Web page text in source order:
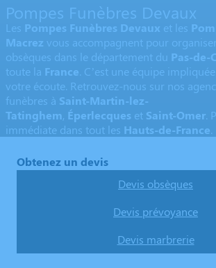
Pompes Funèbres Devaux
Les Pompes Funèbres Devaux et les
Macrez vous accompagnent pour
obsèques dans le département du Pas-de-
toute la France . C’est une équipe
votre écoute. Retrouvez-nous sur nos
funèbres à Saint-Martin-lez-
Tatinghem, Éperlecques et Saint-Omer
immédiate dans tout les Hauts-de-France
Obtenez un devis
Devis obsèques
Devis prévoyance
Devis marbrerie